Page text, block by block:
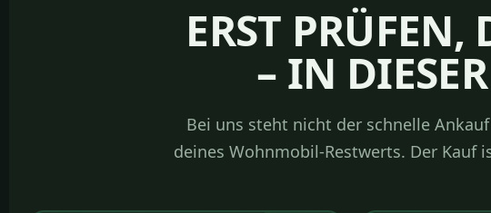
ERST
– IN
Bei uns steht nicht der schnelle
deines Wohnmobil-Restwerts. Der Kauf